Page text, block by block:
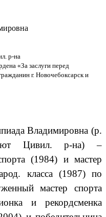
р-на
«За за­слуги перед
г. Новочебоксарск и
Владими­ровна (р.
Цивил. р-на) –
(1984) и мастер
класса (1987) по
мастер спорта
и рекордсменка